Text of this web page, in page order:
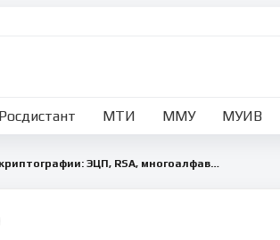
Росдистант МТИ ММУ МУИВ
Методы практической криптографии: ЭЦП, RSA, многоалфавитные шифры и обмен ключей